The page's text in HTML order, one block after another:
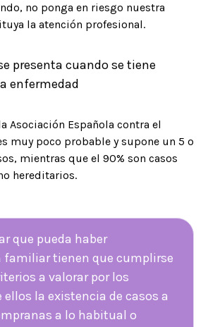
no ponga en riesgo nuestra
la atención profesional.
presenta cuando se tiene
enfermedad
Asociación Española contra el
muy poco probable ysupone un 5 o
mientras que el 90% son casos
hereditarios.
que pueda haber
familiar tienen que cumplirse
a valorar por los
ellos la existencia de casos a
a lo habitual o